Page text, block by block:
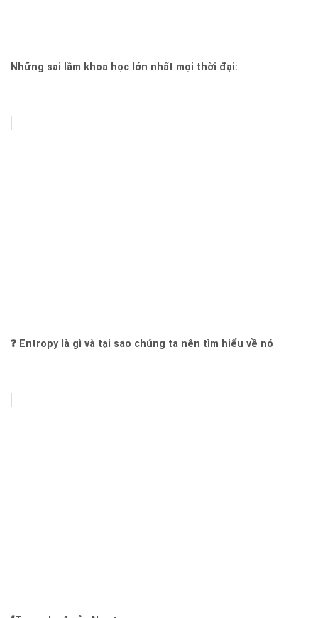
Những sai lầm khoa học lớn nhất mọi thời đại:
❓ Entropy là gì và tại sao chúng ta nên tìm hiểu về nó